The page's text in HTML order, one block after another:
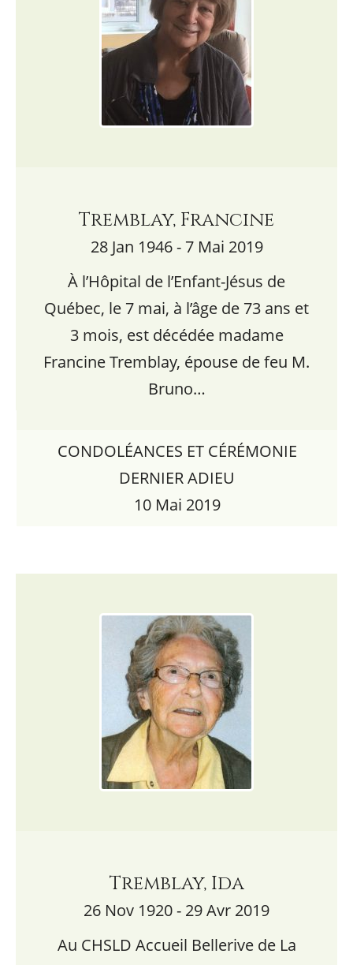
Tremblay, Francine
28 Jan 1946 - 7 Mai 2019
À l’Hôpital de l’Enfant-Jésus de
Québec, le 7 mai, à l’âge de 73 ans et
3 mois, est décédée madame
Francine Tremblay, épouse de feu M.
Bruno…
CONDOLÉANCES ET CÉRÉMONIE
DERNIER ADIEU
10 Mai 2019
Tremblay, Ida
26 Nov 1920 - 29 Avr 2019
Au CHSLD Accueil Bellerive de La